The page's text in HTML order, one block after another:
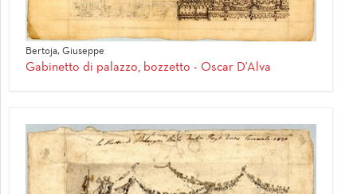
Bertoja, Giuseppe
Gabinetto di palazzo, bozzetto - Oscar D'Alva